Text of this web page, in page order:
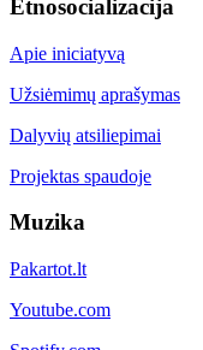
Etnosocializacija
Apie iniciatyvą
Užsiėmimų aprašymas
Dalyvių atsiliepimai
Projektas spaudoje
Muzika
Pakartot.lt
Youtube.com